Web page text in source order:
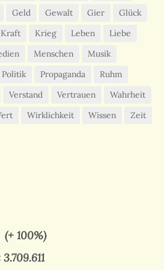
Geld Gewalt Gier
Glück
Kraft Krieg Leben
Liebe
Menschen
Musik
Politik Propaganda
Ruhm
Verstand Vertrauen
Wahrheit
Wirklichkeit Wissen
Zeit
100%)
3.709.611